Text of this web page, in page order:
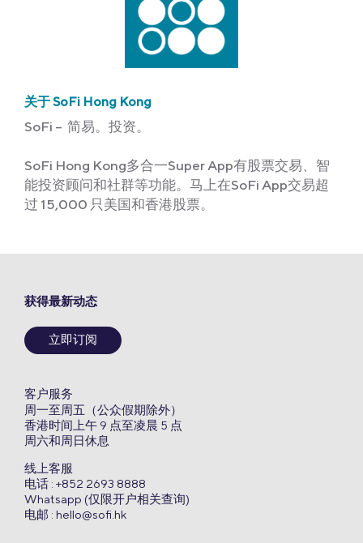
关于 SoFi Hong Kong
SoFi – 简易。投资。
SoFi Hong Kong多合一Super App有股票交易、智
能投资顾问和社群等功能。马上在SoFi App交易超
过 15,000 只美国和香港股票。
获得最新动态
立即订阅
客户服务
周一至周五（公众假期除外）
香港时间上午 9 点至凌晨 5 点
周六和周日休息
线上客服
电话 : +852 2693 8888
Whatsapp (仅限开户相关查询)
电邮 : hello@sofi.hk